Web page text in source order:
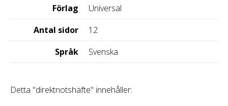
Förlag
Universal
Antal sidor
12
Språk
Svenska
Detta "direktnotshäfte" innehåller: